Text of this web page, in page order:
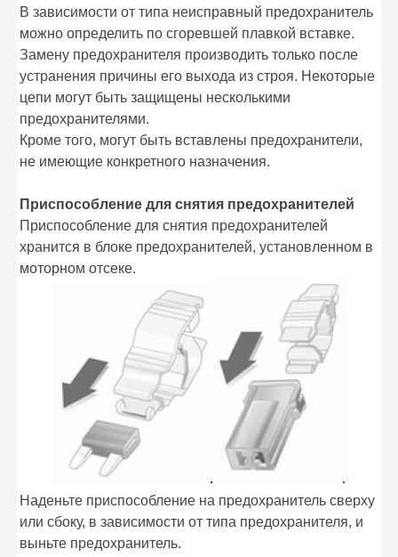
В зависимости от типа неисправный предохранитель
можно определить по сгоревшей плавкой вставке.
Замену предохранителя производить только после
устранения причины его выхода из строя. Некоторые
цепи могут быть защищены несколькими
предохранителями.
Кроме того, могут быть вставлены предохранители,
не имеющие конкретного назначения.
Приспособление для снятия предохранителей
Приспособление для снятия предохранителей
хранится в блоке предохранителей, установленном в
моторном отсеке.
Наденьте приспособление на предохранитель сверху
или сбоку, в зависимости от типа предохранителя, и
выньте предохранитель.